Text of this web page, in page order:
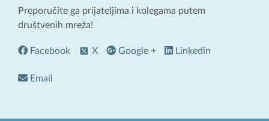
Preporučite ga prijateljima i kolegama putem
društvenih mreža!
Facebook X Google + Linkedin
Email